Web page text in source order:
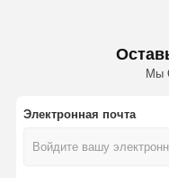
Ящик для упаковки
Мы
Электронная почта